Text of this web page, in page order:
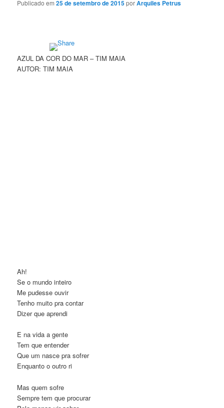
Publicado em25 de setembro de 2015porArquiles Petrus
AZUL DA COR DO MAR – TIM MAIA
AUTOR: TIM MAIA
Ah!
Se o mundo inteiro
Me pudesse ouvir
Tenho muito pra contar
Dizer que aprendi
E na vida a gente
Tem que entender
Que um nasce pra sofrer
Enquanto o outro ri
Mas quem sofre
Sempre tem que procurar